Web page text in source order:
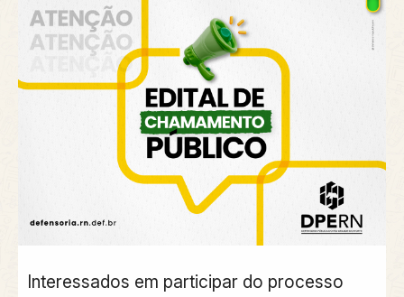
Interessados em participar do processo